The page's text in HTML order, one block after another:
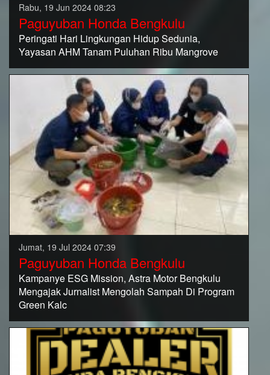
Rabu, 19 Jun 2024 08:23
Paguyuban Honda Bengkulu
Peringati Hari Lingkungan Hidup Sedunia,
Yayasan AHM Tanam Puluhan Ribu Mangrove
Jumat, 19 Jul 2024 07:39
Paguyuban Honda Bengkulu
Kampanye ESG Mission, Astra Motor Bengkulu
Mengajak Jurnalist Mengolah Sampah Di Program
Green Kalc